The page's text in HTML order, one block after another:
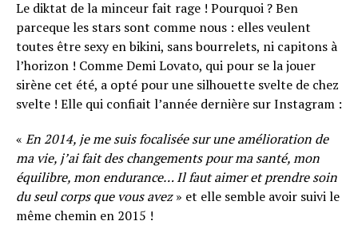
Le diktat de la minceur fait rage ! Pourquoi ? Ben
parceque les stars sont comme nous : elles veulent
toutes être sexy en bikini, sans bourrelets, ni capitons à
l’horizon ! Comme Demi Lovato, qui pour se la jouer
sirène cet été, a opté pour une silhouette svelte de chez
svelte ! Elle qui confiait l’année dernière sur Instagram :
« En 2014, je me suis focalisée sur une amélioration de
ma vie, j’ai fait des changements pour ma santé, mon
équilibre, mon endurance… Il faut aimer et prendre soin
du seul corps que vous avez» et elle semble avoir suivi le
même chemin en 2015 !